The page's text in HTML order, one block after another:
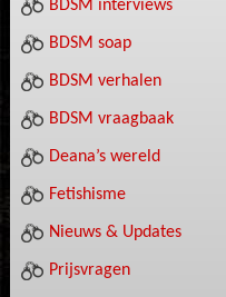
BDSM interviews
BDSM soap
BDSM verhalen
BDSM vraagbaak
Deana’s wereld
Fetishisme
Nieuws & Updates
Prijsvragen